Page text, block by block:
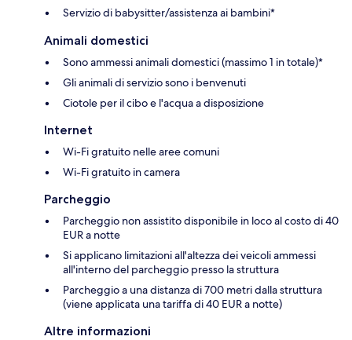
Servizio di babysitter/assistenza ai bambini*
Animali domestici
Sono ammessi animali domestici (massimo 1 in totale)*
Gli animali di servizio sono i benvenuti
Ciotole per il cibo e l'acqua a disposizione
Internet
Wi-Fi gratuito nelle aree comuni
Wi-Fi gratuito in camera
Parcheggio
Parcheggio non assistito disponibile in loco al costo di 40
EUR a notte
Si applicano limitazioni all'altezza dei veicoli ammessi
all'interno del parcheggio presso la struttura
Parcheggio a una distanza di 700 metri dalla struttura
(viene applicata una tariffa di 40 EUR a notte)
Altre informazioni